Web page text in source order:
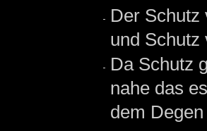
Der Schutz
und Schutz
Da Schutz
nahe das
dem